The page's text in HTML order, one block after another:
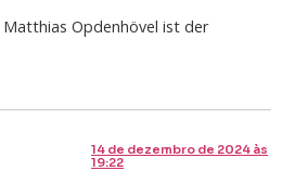
Matthias Opdenhövel ist der
14 de dezembro de 2024 às
19:22